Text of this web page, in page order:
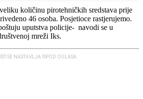
količinu pirotehničkih sredstava prije
46 osoba. Posjetioce rastjerujemo.
uputstva policije- navodi se u
mreži Iks.
SE NASTAVLJA ISPOD OGLASA